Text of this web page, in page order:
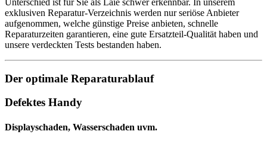
exklusiven Reparatur-Verzeichnis werden nur seriöse Anbieter
aufgenommen, welche günstige Preise anbieten, schnelle
Reparaturzeiten garantieren, eine gute Ersatzteil-Qualität haben und
unsere verdeckten Tests bestanden haben.
Der optimale Reparaturablauf
Defektes Handy
Displayschaden, Wasserschaden uvm.